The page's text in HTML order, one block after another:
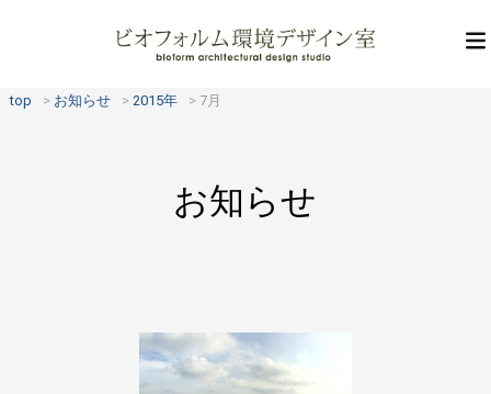
top お知らせ 2015年 7月
お知らせ